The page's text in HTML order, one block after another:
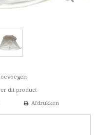
dit product
Afdrukken